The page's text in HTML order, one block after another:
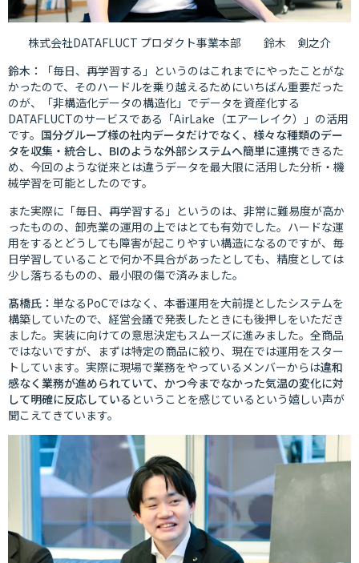
株式会社DATAFLUCT プロダクト事業本部 鈴木 剣之介
鈴木：
「毎日、再学習する」というのはこれまでにやったことがな
かったので、そのハードルを乗り越えるためにいちばん重要だった
のが、「非構造化データの構造化」でデータを資産化する
DATAFLUCTのサービスである「AirLake（エアーレイク）」の活用
です。 国分グループ様の社内データだけでなく、様々な種類のデー
タを収集・統合し、BIのような外部システムへ簡単に連携できるた
め、今回のような従来とは違うデータを最大限に活用した分析・機
械学習を可能としたのです。
また実際に「毎日、再学習する」というのは、非常に難易度が高か
ったものの、卸売業の運用の上ではとても有効でした。ハードな運
用をするとどうしても障害が起こりやすい構造になるのですが、毎
日学習していることで何か不具合があったとしても、精度としては
少し落ちるものの、最小限の傷で済みました。
髙橋氏： 単なるPoCではなく、本番運用を大前提としたシステムを
構築していたので、経営会議で発表したときにも後押しをいただき
ました。実装に向けての意思決定もスムーズに進みました。全商品
ではないですが、まずは特定の商品に絞り、現在では運用をスター
トしています。実際に現場で業務をやっているメンバーからは違和
感なく業務が進められていて、かつ今までなかった気温の変化に対
して明確に反応している ということを感じているという嬉しい声が
聞こえてきています。